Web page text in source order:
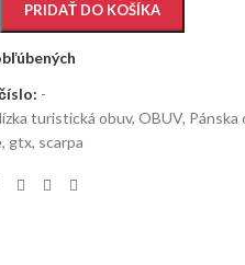
PRIDAŤ DO KOŠÍKA
-
turistická obuv, OBUV, Pánska
, gtx, scarpa